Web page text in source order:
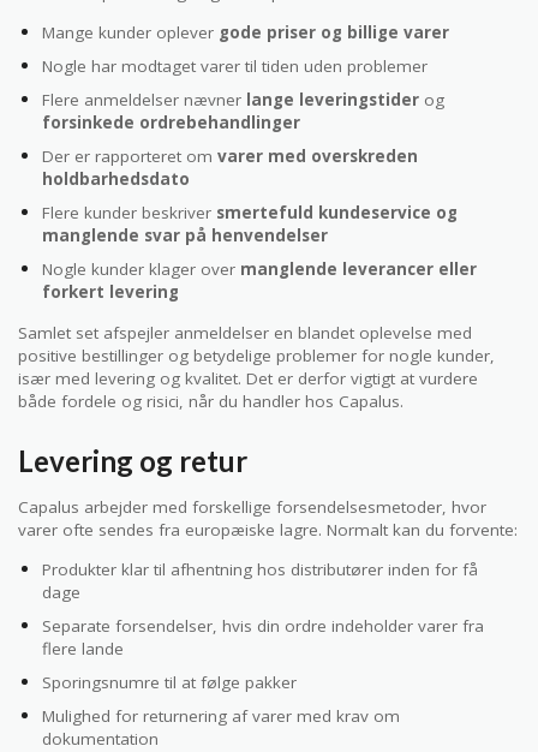
Mange kunder oplever gode priser og billige varer
Nogle har modtaget varer til tiden uden problemer
Flere anmeldelser nævner lange leveringstider og
forsinkede ordrebehandlinger
Der er rapporteret om varer med overskreden
holdbarhedsdato
Flere kunder beskriver smertefuld kundeservice og
manglende svar på henvendelser
Nogle kunder klager over manglende leverancer eller
forkert levering
Samlet set afspejler anmeldelser en blandet oplevelse med
positive bestillinger og betydelige problemer for nogle kunder,
især med levering og kvalitet. Det er derfor vigtigt at vurdere
både fordele og risici, når du handler hos Capalus.
Levering og retur
Capalus arbejder med forskellige forsendelsesmetoder, hvor
varer ofte sendes fra europæiske lagre. Normalt kan du forvente:
Produkter klar til afhentning hos distributører inden for få
dage
Separate forsendelser, hvis din ordre indeholder varer fra
flere lande
Sporingsnumre til at følge pakker
Mulighed for returnering af varer med krav om
dokumentation